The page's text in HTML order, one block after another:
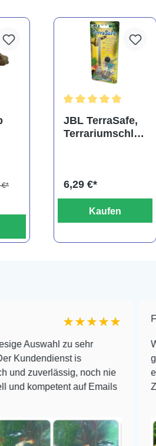
€*
JBL TerraSafe,
Terrariumschlos
6,29 €*
Kaufen
★★★★★
zu sehr
is
noch nie
auf Emails
Frank
Zustand.